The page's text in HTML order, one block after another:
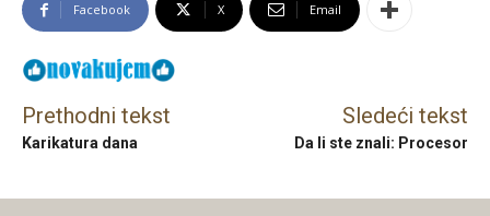
Facebook X Email
Prethodni tekst
Karikatura dana
Sledeći tekst
Da li ste znali: Procesor